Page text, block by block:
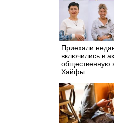
Приехали
включились в
общественную
Хайфы